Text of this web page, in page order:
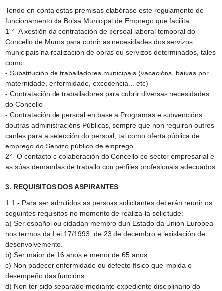
Tendo en conta estas premisas elabórase este regulamento de
funcionamento da Bolsa Municipal de Emprego que facilita:
1 °‑ A xestión da contratación de persoal laboral temporal do
Concello de Muros para cubrir as necesidades dos servizos
municipais na realización de obras ou servizos determinados, tales
como:
‑ Substitución de traballadores municipais (vacacións, baixas por
maternidade, enfermidade, excedencia... etc)
‑ Contratación de traballadores para cubrir diversas necesidades
do Concello
‑ Contratación de persoal en base a Programas e subvencións
doutras administracións Públicas, sempre que non requiran outros
canles para a selección do persoal, tal como oferta pública de
emprego do Servizo público de emprego.
2°‑ O contacto e colaboración do Concello co sector empresarial e
as súas demandas de traballo con perfiles profesionais adecuados.
3. REQUISITOS DOS ASPIRANTES
1.1.‑ Para ser admitidos as persoas solicitantes deberán reunir os
seguintes requisitos no momento de realiza‑la solicitude:
a) Ser español ou cidadán membro dun Estado da Unión Europea
nos termos da Lei 17/1993, de 23 de decembro e lexislación de
desenvolvemento.
b) Ser maior de 16 anos e menor de 65 anos.
c) Non padecer enfermidade ou defecto físico que impida o
desempeño das funcións.
d) Non ter sido separado mediante expediente disciplinario do